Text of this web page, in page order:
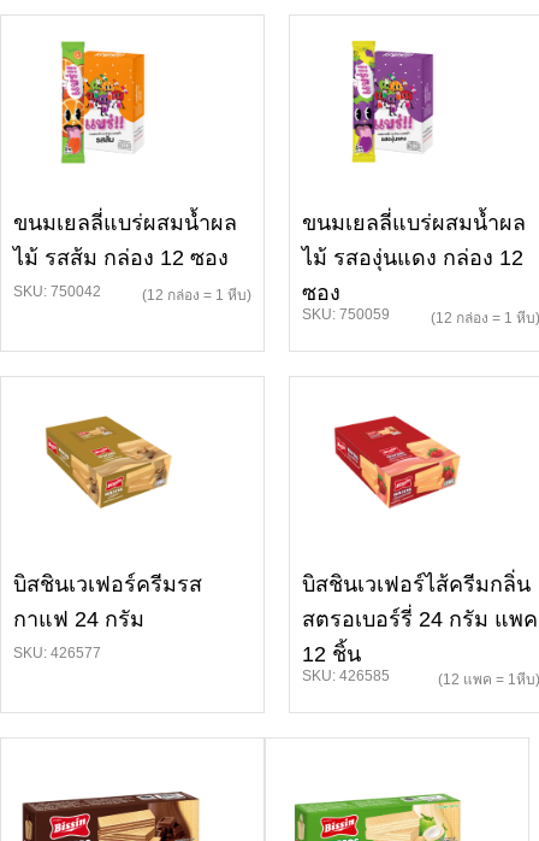
ขนมเยลลี่แบร่ผสมน้ำผล
ไม้ รสส้ม กล่อง 12 ซอง
SKU: 750042 (12 กล่อง = 1 หีบ)
ขนมเยลลี่แบร่ผสมน้ำผล
ไม้ รสองุ่นแดง กล่อง 12
ซอง
SKU: 750059 (12 กล่อง = 1 หีบ)
บิสชินเวเฟอร์ครีมรส
กาแฟ 24 กรัม
SKU: 426577
บิสชินเวเฟอร์ไส้ครีมกลิ่น
สตรอเบอร์รี่ 24 กรัม แพค
12 ชิ้น
SKU: 426585 (12 แพค = 1หีบ)